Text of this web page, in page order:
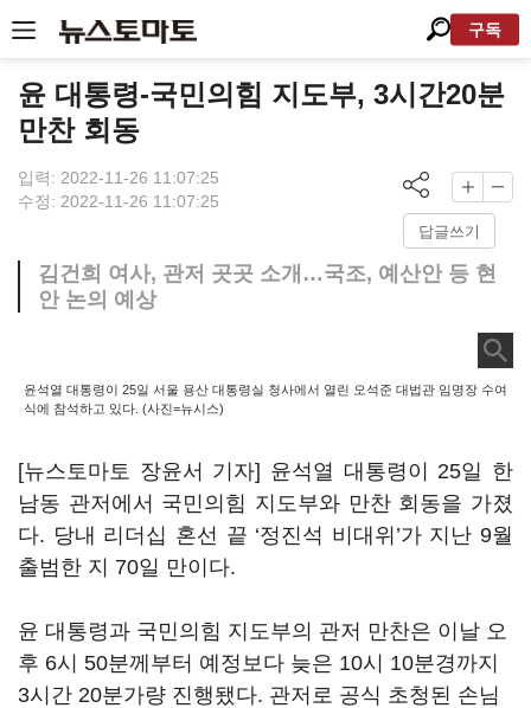
구독
윤 대통령-국민의힘 지도부, 3시간20분
만찬 회동
입력: 2022-11-26 11:07:25
수정: 2022-11-26 11:07:25
답글쓰기
김건희 여사, 관저 곳곳 소개…국조, 예산안 등 현
안 논의 예상
윤석열 대통령이 25일 서울 용산 대통령실 청사에서 열린 오석준 대법관 임명장 수여
식에 참석하고 있다. (사진=뉴시스)
[뉴스토마토 장윤서 기자] 윤석열 대통령이 25일 한
남동 관저에서 국민의힘 지도부와 만찬 회동을 가졌
다. 당내 리더십 혼선 끝 ‘정진석 비대위’가 지난 9월
출범한 지 70일 만이다.
윤 대통령과 국민의힘 지도부의 관저 만찬은 이날 오
후 6시 50분께부터 예정보다 늦은 10시 10분경까지
3시간 20분가량 진행됐다. 관저로 공식 초청된 손님